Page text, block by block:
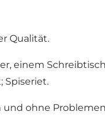
Qualität.
einem
Spiseriet.
ohne